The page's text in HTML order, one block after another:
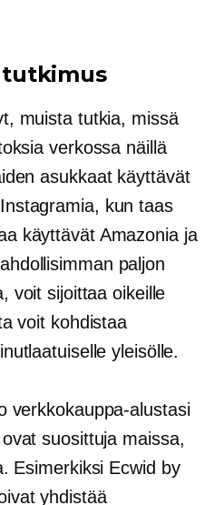
muista tutkia, missä
verkossa näillä
asukkaat käyttävät
kun taas
käyttävät Amazonia ja
paljon
voit sijoittaa oikeille
voit kohdistaa
yleisölle.
verkkokauppa-alustasi
suosittuja maissa,
Esimerkiksi Ecwid by
yhdistää